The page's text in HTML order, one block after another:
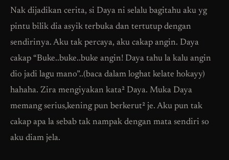
Nak dijadikan cerita, si Daya ni selalu bagitahu aku yg
pintu bilik dia asyik terbuka dan tertutup dengan
sendirinya. Aku tak percaya, aku cakap angin. Daya
cakap “Buke..buke..buke angin! Daya tahu la kalu angin
dio jadi lagu mano”..(baca dalam loghat kelate hokayy)
hahaha. Zira mengiyakan kata² Daya. Muka Daya
memang serius,kening pun berkerut² je. Aku pun tak
cakap apa la sebab tak nampak dengan mata sendiri so
aku diam jela.